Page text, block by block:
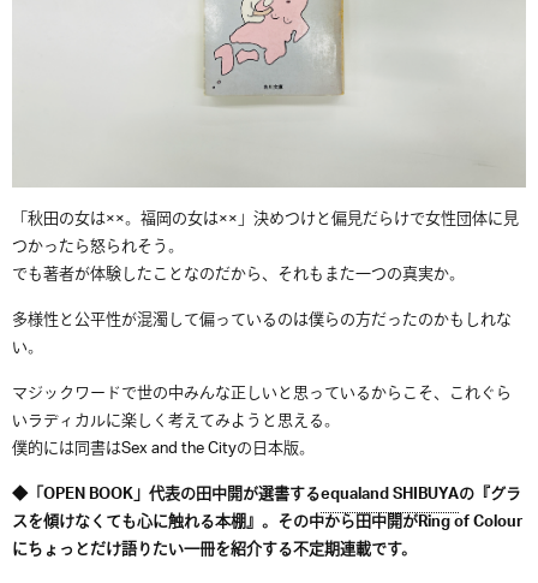
「秋田の女は××。福岡の女は××」決めつけと偏見だらけで女性団体に見
つかったら怒られそう。
でも著者が体験したことなのだから、それもまた一つの真実か。
多様性と公平性が混濁して偏っているのは僕らの方だったのかもしれな
い。
マジックワードで世の中みんな正しいと思っているからこそ、これぐら
いラディカルに楽しく考えてみようと思える。
僕的には同書はSex and the Cityの日本版。
◆「OPEN BOOK」代表の田中開が選書するequaland SHIBUYAの『グラ
スを傾けなくても心に触れる本棚』。その中から田中開がRing of Colour
にちょっとだけ語りたい一冊を紹介する不定期連載です。